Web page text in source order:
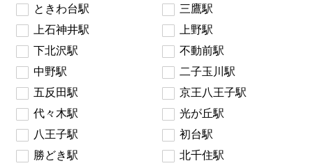
ときわ台駅
三鷹駅
上石神井駅
上野駅
下北沢駅
不動前駅
中野駅
二子玉川駅
五反田駅
京王八王子駅
代々木駅
光が丘駅
八王子駅
初台駅
勝どき駅
北千住駅